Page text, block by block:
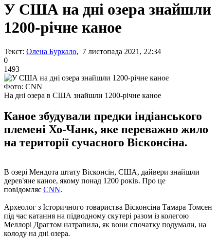
У США на дні озера знайшли
1200-річне каное
Текст: Олена Буркало, 7 листопада 2021, 22:34
0
1493
Фото: CNN
На дні озера в США знайшли 1200-річне каное
Каное збудували предки індіанського
племені Хо-Чанк, яке переважно жило
на території сучасного Вісконсіна.
В озері Мендота штату Вісконсін, США, дайвери знайшли
дерев'яне каное, якому понад 1200 років. Про це
повідомляє CNN.
Археолог з Історичного товариства Вісконсіна Тамара Томсен
під час катання на підводному скутері разом із колегою
Меллорі Драгтом натрапила, як вони спочатку подумали, на
колоду на дні озера.